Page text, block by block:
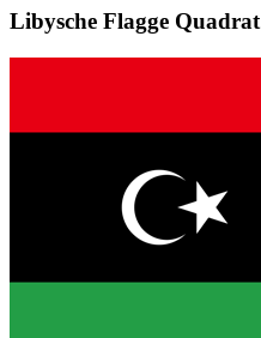
Libysche Flagge Quadrat